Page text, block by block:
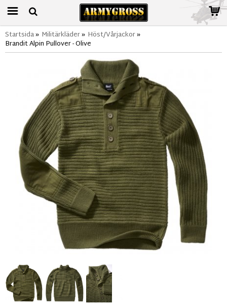
Startsida» Militärkläder» Höst/Vårjackor»
Brandit Alpin Pullover - Olive